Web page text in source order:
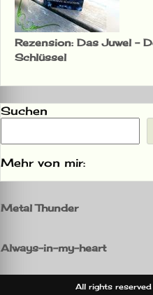
Rezension: Das Juwel –
Schlüssel
Suchen
Mehr von mir:
Metal Thunder
Always-in-my-heart
All rights